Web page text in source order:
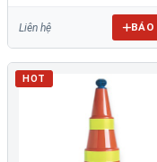
Liên hệ BÁO
HOT